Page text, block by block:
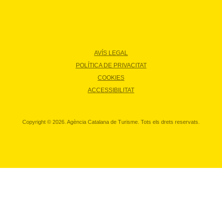
AVÍS LEGAL
POLÍTICA DE PRIVACITAT
COOKIES
ACCESSIBILITAT
Copyright © 2026. Agència Catalana de Turisme. Tots els drets reservats.